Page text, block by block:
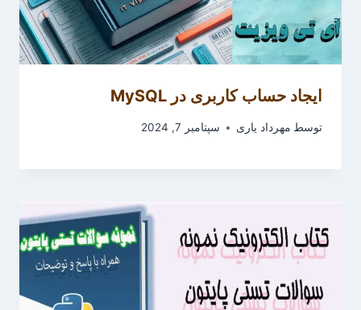
ایجاد حساب‌ کاربری در MySQL
توسط مهرداد یاری سپتامبر 7, 2024